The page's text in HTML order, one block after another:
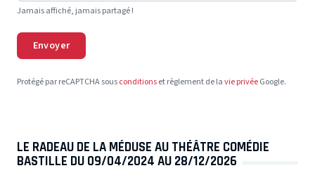
Jamais affiché, jamais partagé !
Envoyer
Protégé par reCAPTCHA sousconditionset règlement de lavie privéeGoogle.
LE RADEAU DE LA MÉDUSE AU THÉÂTRE COMÉDIE
BASTILLE DU 09/04/2024 AU 28/12/2026